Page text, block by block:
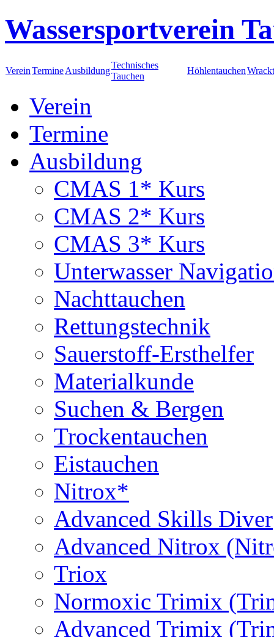
Wassersportverein
VereinTermineAusbildung
Technisches
Tauchen
Höhlentauchen
Verein
Termine
Ausbildung
CMAS 1* Kurs
CMAS 2* Kurs
CMAS 3* Kurs
Unterwasser
Nachttauchen
Rettungstechnik
Sauerstoff-Ersthelfer
Materialkunde
Suchen & Bergen
Trockentauchen
Eistauchen
Nitrox*
Advanced Skills Diver
Advanced Nitrox
Triox
Normoxic Trimix
Advanced Trimix